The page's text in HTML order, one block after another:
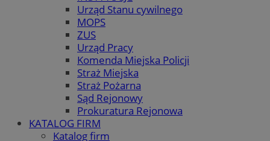
Urząd Stanu cywilnego
MOPS
ZUS
Urząd Pracy
Komenda Miejska Policji
Straż Miejska
Straż Pożarna
Sąd Rejonowy
Prokuratura Rejonowa
KATALOG FIRM
Katalog firm